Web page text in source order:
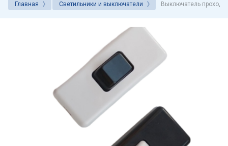
Главная Светильники и выключатели Выключатель